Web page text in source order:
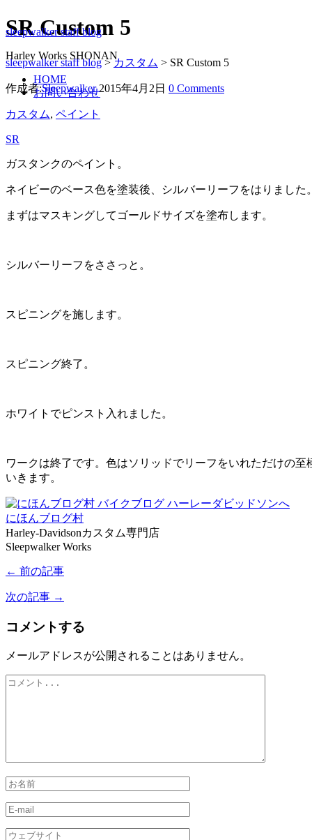
sleepwalker staff blog
Harley Works SHONAN
HOME
お問い合わせ
SR Custom 5
sleepwalker staff blog> カスタム > SR Custom 5
作成者:Sleepwalker 2015年4月2日 0 Comments
カスタム, ペイント
SR
ガスタンクのペイント。
ネイビーのベース色を塗装後、シルバーリーフをはりました
まずはマスキングしてゴールドサイズを塗布します。
シルバーリーフをささっと。
スピニングを施します。
スピニング終了。
ホワイトでピンスト入れました。
ワークは終了です。色はソリッドでリーフをいれただけの
いきます。
にほんブログ村
Harley-Davidsonカスタム専門店
Sleepwalker Works
← 前の記事
次の記事 →
コメントする
メールアドレスが公開されることはありません。